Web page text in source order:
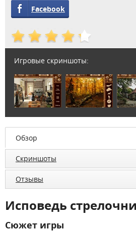
Facebook
Игровые скриншоты:
Обзор
Скриншоты
Отзывы
Исповедь
Сюжет игры